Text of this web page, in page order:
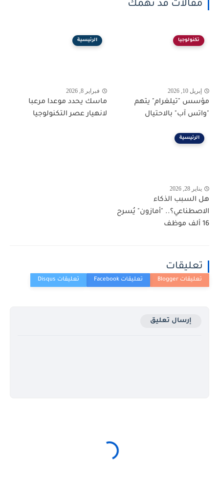
مقالات قد تهمك
تكنولوجيا
إبريل 10, 2026
مؤسس "تيلغرام" يتهم
"واتس آب" بالاحتيال
الرئيسية
فبراير 8, 2026
ماسك يحدد موعدا مرعبا
لانهيار عصر التكنولوجيا
الرئيسية
يناير 28, 2026
هل السبب الذكاء
الاصطناعي؟.. "أمازون" يُسرح
16 ألف موظف
تعليقات
إرسال تعليق